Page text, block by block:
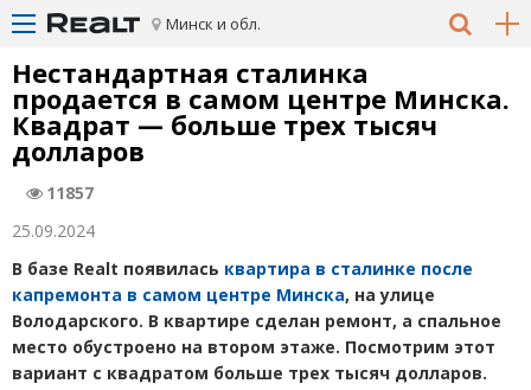
Минск и обл.
Нестандартная сталинка
продается в самом центре Минска.
Квадрат — больше трех тысяч
долларов
11857
25.09.2024
В базе Realt появилась квартира в сталинке после
капремонта в самом центре Минска, на улице
Володарского. В квартире сделан ремонт, а спальное
место обустроено на втором этаже. Посмотрим этот
вариант с квадратом больше трех тысяч долларов.